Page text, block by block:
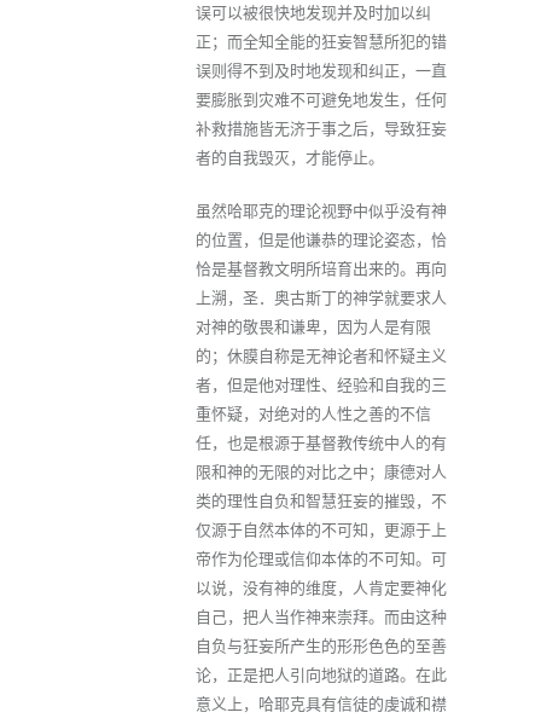
误可以被很快地发现并及时加以纠
正；而全知全能的狂妄智慧所犯的错
误则得不到及时地发现和纠正，一直
要膨胀到灾难不可避免地发生，任何
补救措施皆无济于事之后，导致狂妄
者的自我毁灭，才能停止。
虽然哈耶克的理论视野中似乎没有神
的位置，但是他谦恭的理论姿态，恰
恰是基督教文明所培育出来的。再向
上溯，圣．奥古斯丁的神学就要求人
对神的敬畏和谦卑，因为人是有限
的；休膜自称是无神论者和怀疑主义
者，但是他对理性、经验和自我的三
重怀疑，对绝对的人性之善的不信
任，也是根源于基督教传统中人的有
限和神的无限的对比之中；康德对人
类的理性自负和智慧狂妄的摧毁，不
仅源于自然本体的不可知，更源于上
帝作为伦理或信仰本体的不可知。可
以说，没有神的维度，人肯定要神化
自己，把人当作神来崇拜。而由这种
自负与狂妄所产生的形形色色的至善
论，正是把人引向地狱的道路。在此
意义上，哈耶克具有信徒的虔诚和襟